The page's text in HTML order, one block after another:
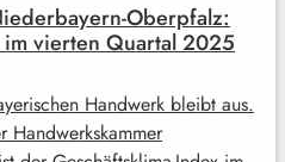
Oberpfalz:
im vierten Quartal 2025
Handwerk bleibt aus.
Handwerkskammer